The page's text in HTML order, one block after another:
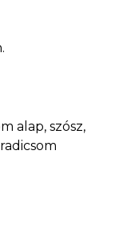
alap, szósz,